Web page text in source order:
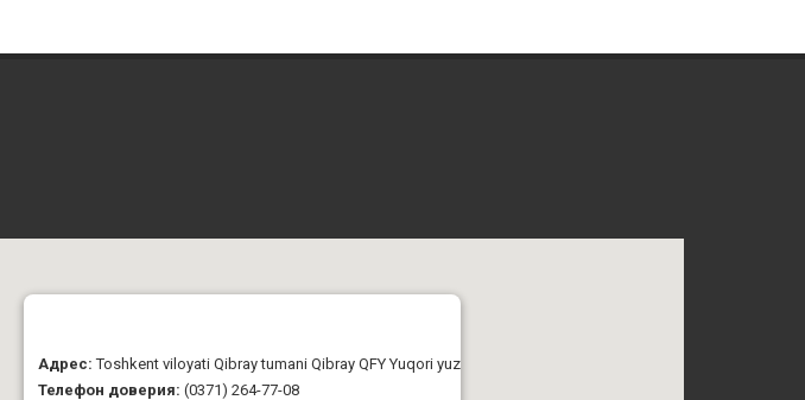
Адрес:Toshkent viloyati Qibray tumani Qibray QFY Yuqori yuz
Телефон доверия: (0371) 264-77-08